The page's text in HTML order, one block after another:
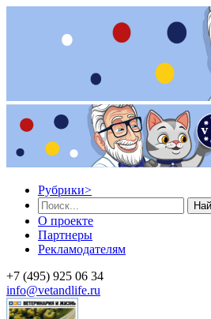
Рубрики>
О проекте
Партнеры
Рекламодателям
+7 (495) 925 06 34
info@vetandlife.ru